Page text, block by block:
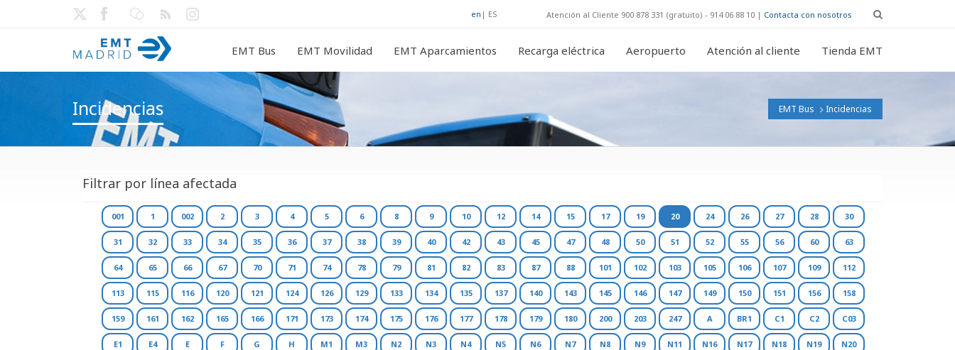
en | ES Atención al Cliente 900 878 331 (gratuito) - 914 06 88 10 | Contacta con nosotros
EMT Bus EMT Movilidad EMT Aparcamientos Recarga eléctrica Aeropuerto Atención al cliente Tienda EMT
Incidencias EMT Bus Incidencias
Filtrar por línea afectada
001 1 002 2 3 4 5 6 8 9 10 12 14 15 17 19 20 24 26 27 28 30
31 32 33 34 35 36 37 38 39 40 42 43 45 47 48 50 51 52 55 56 60 63
64 65 66 67 70 71 74 78 79 81 82 83 87 88 101 102 103 105 106 107 109 112
113 115 116 120 121 124 126 129 133 134 135 137 140 143 145 146 147 149 150 151 156 158
159 161 162 165 166 171 173 174 175 176 177 178 179 180 200 203 247 A BR1 C1 C2 C03
E1 E4 E F G H M1 M3 N2 N3 N4 N5 N6 N7 N8 N9 N11 N16 N17 N18 N19 N20